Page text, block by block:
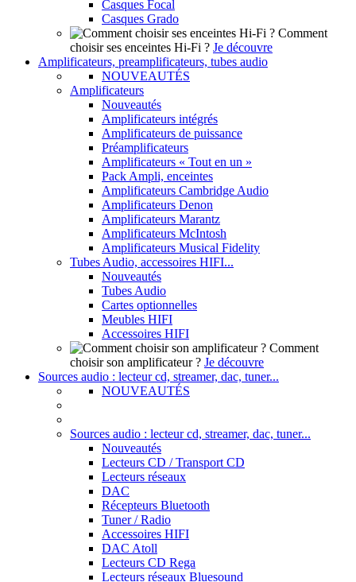
Casques Focal
Casques Grado
Comment
choisir ses enceintes Hi-Fi ? Je découvre
Amplificateurs, preamplificateurs, tubes audio
NOUVEAUTÉS
Amplificateurs
Nouveautés
Amplificateurs intégrés
Amplificateurs de puissance
Préamplificateurs
Amplificateurs « Tout en un »
Pack Ampli, enceintes
Amplificateurs Cambridge Audio
Amplificateurs Denon
Amplificateurs Marantz
Amplificateurs McIntosh
Amplificateurs Musical Fidelity
Tubes Audio, accessoires HIFI...
Nouveautés
Tubes Audio
Cartes optionnelles
Meubles HIFI
Accessoires HIFI
Comment
choisir son amplificateur ? Je découvre
Sources audio : lecteur cd, streamer, dac, tuner...
NOUVEAUTÉS
Sources audio : lecteur cd, streamer, dac, tuner...
Nouveautés
Lecteurs CD / Transport CD
Lecteurs réseaux
DAC
Récepteurs Bluetooth
Tuner / Radio
Accessoires HIFI
DAC Atoll
Lecteurs CD Rega
Lecteurs réseaux Bluesound